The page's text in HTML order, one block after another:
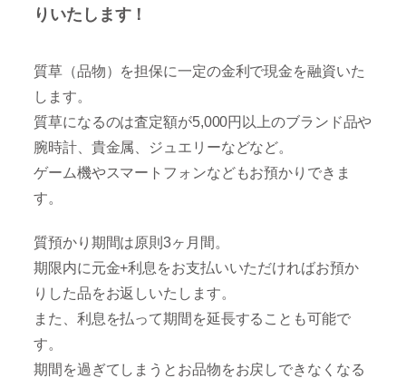
りいたします！
質草（品物）を担保に一定の金利で現金を融資いた
します。
質草になるのは査定額が5,000円以上のブランド品や
腕時計、貴金属、ジュエリーなどなど。
ゲーム機やスマートフォンなどもお預かりできま
す。
質預かり期間は原則3ヶ月間。
期限内に元金+利息をお支払いいただければお預か
りした品をお返しいたします。
また、利息を払って期間を延長することも可能で
す。
期間を過ぎてしまうとお品物をお戻しできなくなる